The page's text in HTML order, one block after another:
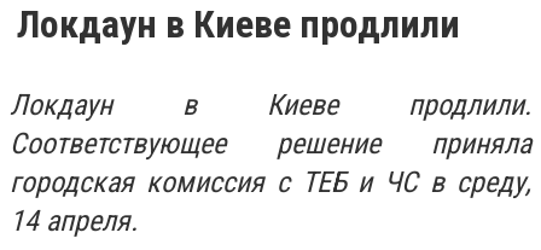
Локдаун в Киеве продлили
Локдаун в Киеве продлили.
Соответствующее решение приняла
городская комиссия с ТЕБ и ЧС в среду,
14 апреля.